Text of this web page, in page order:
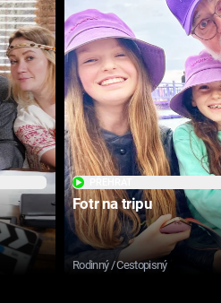
Fotr na tripu
Rodinný / Cestopisný